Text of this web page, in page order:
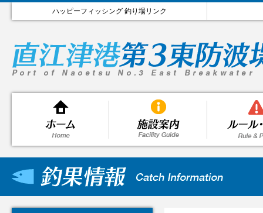
ハッピーフィッシング 釣り場リンク